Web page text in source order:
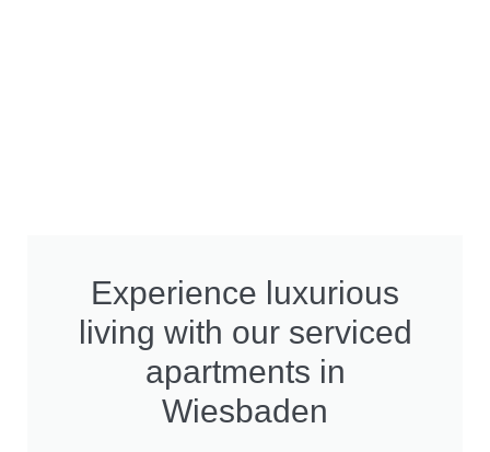
Experience luxurious
living with our serviced
apartments in
Wiesbaden